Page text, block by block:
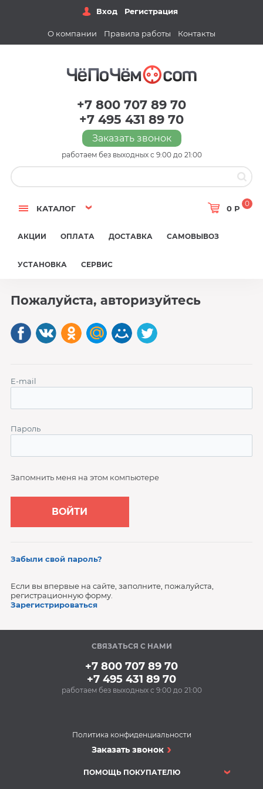
Вход Регистрация
О компании Правила работы Контакты
+7 800 707 89 70
+7 495 431 89 70
Заказать звонок
работаем без выходных с 9:00 до 21:00
КАТАЛОГ 0 Р
0
АКЦИИ ОПЛАТА ДОСТАВКА САМОВЫВОЗ
УСТАНОВКА СЕРВИС
Пожалуйста, авторизуйтесь
E-mail
Пароль
Запомнить меня на этом компьютере
Забыли свой пароль?
Если вы впервые на сайте, заполните, пожалуйста,
регистрационную форму.
Зарегистрироваться
СВЯЗАТЬСЯ С НАМИ
+7 800 707 89 70
+7 495 431 89 70
работаем без выходных с 9:00 до 21:00
Политика конфиденциальности
Заказать звонок
ПОМОЩЬ ПОКУПАТЕЛЮ